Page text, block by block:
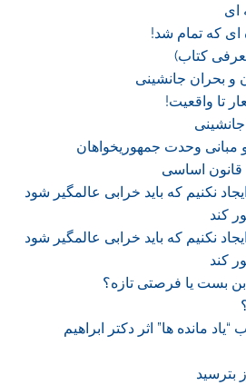
ای
ای که تمام شد!
کتاب)
و بحران جانشینی
تا واقعیت!
و مبانی وحدت جمهوریخواهان
قانون اساسی
نکنیم که باید خرابی عالمگیر شود
کند
نکنیم که باید خرابی عالمگیر شود
کند
بن بست یا فرصتی تازه؟
“یاد مانده ها” اثر دکتر ابراهیم
بترسید